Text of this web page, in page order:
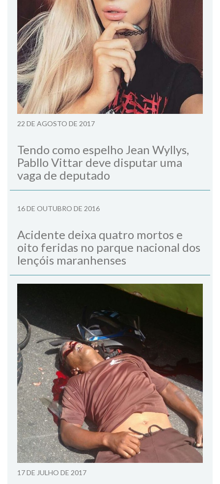
22 DE AGOSTO DE 2017
Tendo como espelho Jean Wyllys,
Pabllo Vittar deve disputar uma
vaga de deputado
16 DE OUTUBRO DE 2016
Acidente deixa quatro mortos e
oito feridas no parque nacional dos
lençóis maranhenses
17 DE JULHO DE 2017